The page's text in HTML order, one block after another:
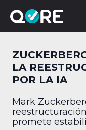
LA
POR LA IA
Mark
promete